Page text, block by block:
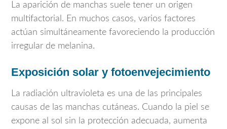
La aparición de manchas suele tener un origen
multifactorial. En muchos casos, varios factores
actúan simultáneamente favoreciendo la producción
irregular de melanina.
Exposición solar y fotoenvejecimiento
La radiación ultravioleta es una de las principales
causas de las manchas cutáneas. Cuando la piel se
expone al sol sin la protección adecuada, aumenta